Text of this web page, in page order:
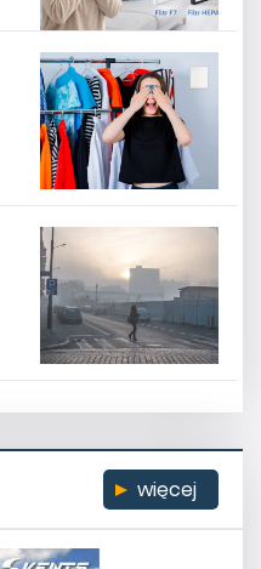
więcej